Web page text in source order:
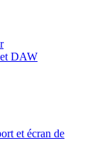
DAW
et écran de